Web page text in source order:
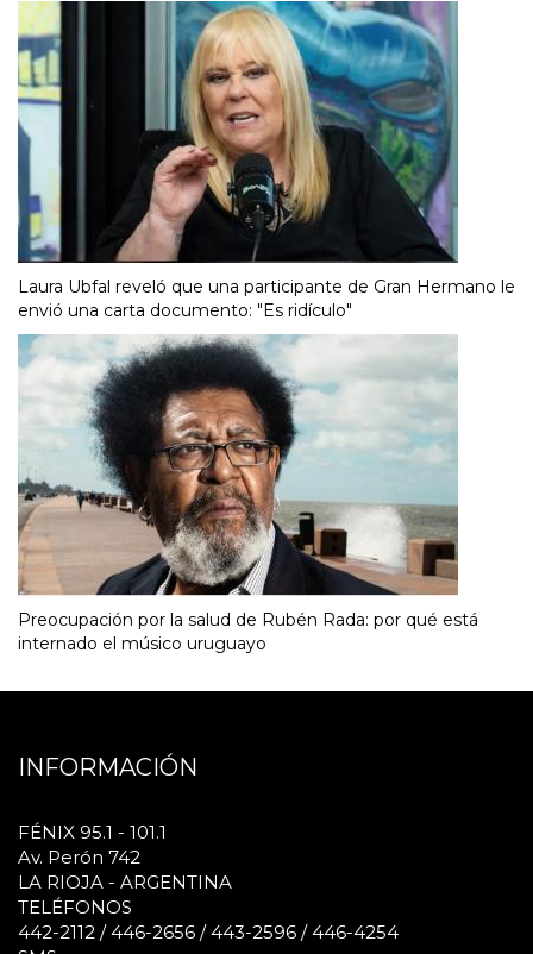
Laura Ubfal reveló que una participante de Gran Hermano le
envió una carta documento: "Es ridículo"
Preocupación por la salud de Rubén Rada: por qué está
internado el músico uruguayo
INFORMACIÓN
FÉNIX 95.1 - 101.1
Av. Perón 742
LA RIOJA - ARGENTINA
TELÉFONOS
442-2112 / 446-2656 / 443-2596 / 446-4254